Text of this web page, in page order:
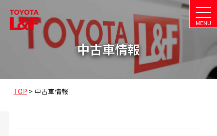
t
o
g
中古車情報
TOP > 中古車情報